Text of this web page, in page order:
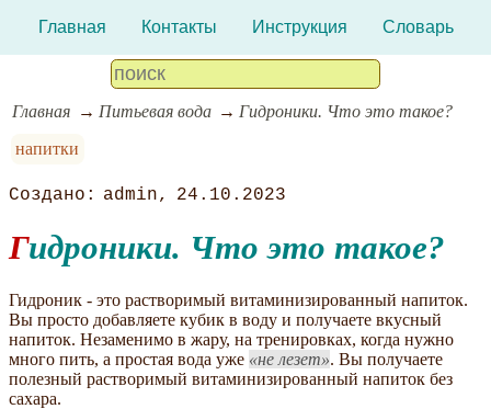
Главная Контакты Инструкция Словарь
Главная Питьевая вода
Гидроники. Что это такое?
напитки
admin 24.10.2023
Гидроники. Что это такое?
Гидроник - это растворимый витаминизированный напиток.
Вы просто добавляете кубик в воду и получаете вкусный
напиток. Незаменимо в жару, на тренировках, когда нужно
много пить, а простая вода уже
не лезет . Вы получаете
полезный растворимый витаминизированный напиток без
сахара.